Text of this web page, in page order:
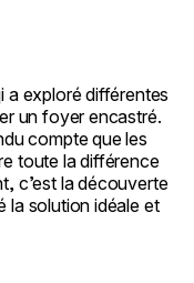
a exploré différentes
un foyer encastré.
compte que les
toute la différence
c’est la découverte
la solution idéale et